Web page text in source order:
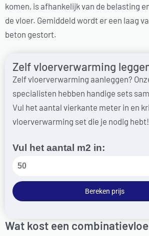
komen, is afhankelijk van de belasting
de vloer. Gemiddeld wordt er een laag
beton gestort.
Zelf vloerverwarming
Zelf vloerverwarming aanleggen?
specialisten hebben handige sets
Vul het aantal vierkante meter in en
vloerverwarming set die je nodig hebt!
Vul het aantal m2 in:
Bereken prijs
Wat kost een